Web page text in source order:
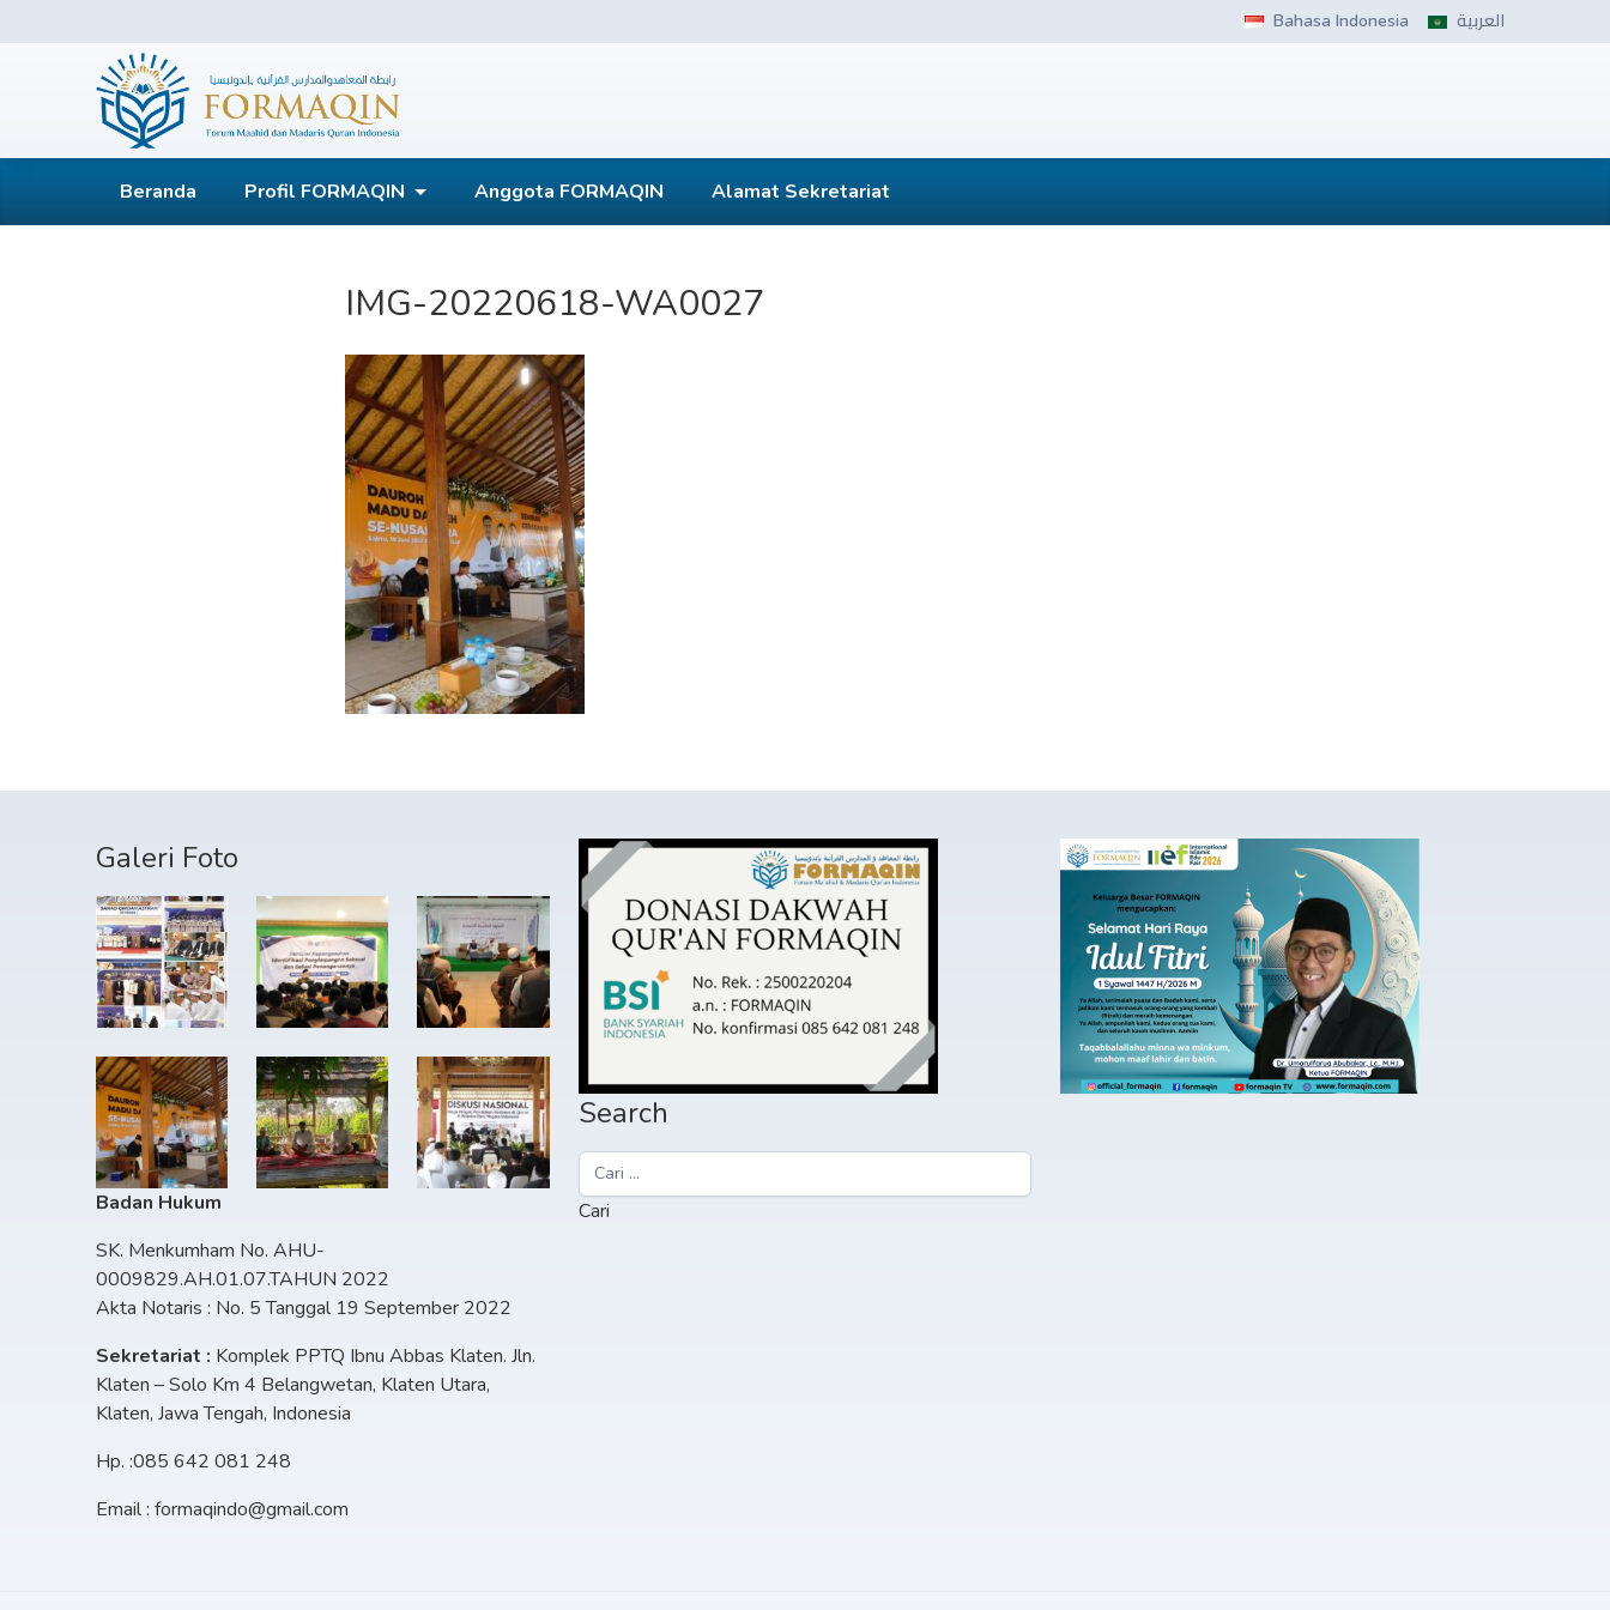
Bahasa Indonesia العربية
FORMAQIN
Beranda
Profil FORMAQIN Anggota FORMAQIN Alamat Sekretariat
IMG-20220618-WA0027
Galeri Foto
Badan Hukum
SK. Menkumham No. AHU-
0009829.AH.01.07.TAHUN 2022
Akta Notaris : No. 5 Tanggal 19 September 2022
Sekretariat : Komplek PPTQ Ibnu Abbas Klaten. Jln.
Klaten – Solo Km 4 Belangwetan, Klaten Utara,
Klaten, Jawa Tengah, Indonesia
Hp. :085 642 081 248
Email : formaqindo@gmail.com
Search
Cari
untuk: